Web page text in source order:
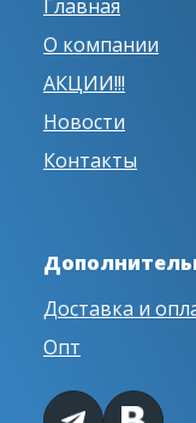
Главная
О компании
АКЦИИ!!!
Новости
Контакты
Доставка и
Опт